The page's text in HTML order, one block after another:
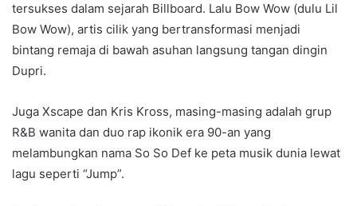
tersukses dalam sejarah Billboard. Lalu Bow Wow (dulu Lil
Bow Wow), artis cilik yang bertransformasi menjadi
bintang remaja di bawah asuhan langsung tangan dingin
Dupri.
Juga Xscape dan Kris Kross, masing-masing adalah grup
R&B wanita dan duo rap ikonik era 90-an yang
melambungkan nama So So Def ke peta musik dunia lewat
lagu seperti “Jump”.